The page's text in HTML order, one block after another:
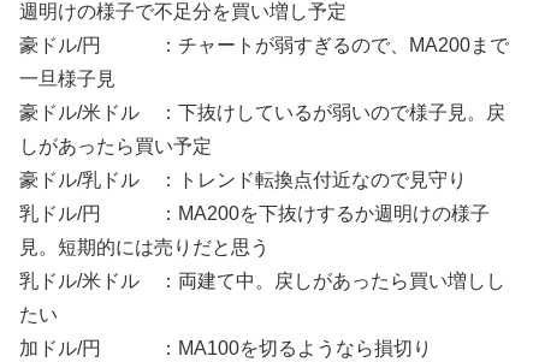
週明けの様子で不足分を買い増し予定
豪ドル/円 ：チャートが弱すぎるので、MA200まで
一旦様子見
豪ドル/米ドル ：下抜けしているが弱いので様子見。戻
しがあったら買い予定
豪ドル/乳ドル ：トレンド転換点付近なので見守り
乳ドル/円 ：MA200を下抜けするか週明けの様子
見。短期的には売りだと思う
乳ドル/米ドル ：両建て中。戻しがあったら買い増しし
たい
加ドル/円 ：MA100を切るようなら損切り